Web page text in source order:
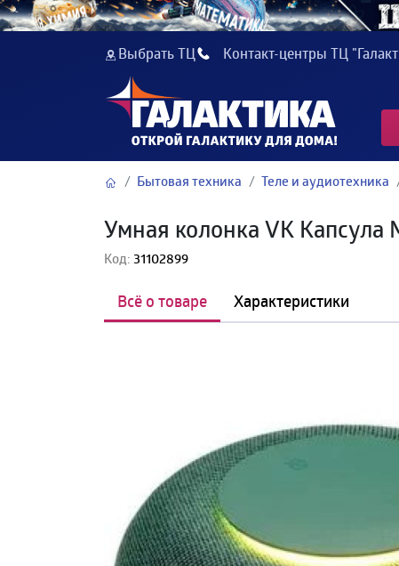
Выбрать ТЦ Контакт-центры ТЦ
Бытовая техника Теле и аудиотехника
Умная колонка VK
Код:31102899
Всё о товаре Характеристики